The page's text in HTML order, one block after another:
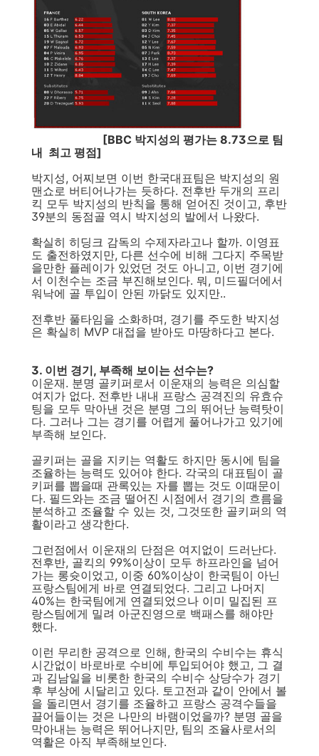
[BBC 박지성의 평가는 8.73으로 팀
내 최고 평점]
박지성, 어찌보면 이번 한국대표팀은 박지성의 원
맨쇼로 버티어나가는 듯하다. 전후반 두개의 프리
킥 모두 박지성의 반칙을 통해 얻어진 것이고, 후반
39분의 동점골 역시 박지성의 발에서 나왔다.
확실히 히딩크 감독의 수제자라고나 할까. 이영표
도 출전하였지만, 다른 선수에 비해 그다지 주목받
을만한 플레이가 있었던 것도 아니고, 이번 경기에
서 이천수는 조금 부진해보인다. 뭐, 미드필더에서
워낙에 골 투입이 안된 까닭도 있지만..
전후반 풀타임을 소화하며, 경기를 주도한 박지성
은 확실히 MVP 대접을 받아도 마땅하다고 본다.
3. 이번 경기, 부족해 보이는 선수는?
이운재. 분명 골키퍼로서 이운재의 능력은 의심할
여지가 없다. 전후반 내내 프랑스 공격진의 유효슈
팅을 모두 막아낸 것은 분명 그의 뛰어난 능력탓이
다. 그러나 그는 경기를 어렵게 풀어나가고 있기에
부족해 보인다.
골키퍼는 골을 지키는 역활도 하지만 동시에 팀을
조율하는 능력도 있어야 한다. 각국의 대표팀이 골
키퍼를 뽑을때 관록있는 자를 뽑는 것도 이때문이
다. 필드와는 조금 떨어진 시점에서 경기의 흐름을
분석하고 조율할 수 있는 것, 그것또한 골키퍼의 역
활이라고 생각한다.
그런점에서 이운재의 단점은 여지없이 드러난다.
전후반, 골킥의 99%이상이 모두 하프라인을 넘어
가는 롱슛이었고, 이중 60%이상이 한국팀이 아닌
프랑스팀에게 바로 연결되었다. 그리고 나머지
40%는 한국팀에게 연결되었으나 이미 밀집된 프
랑스팀에게 밀려 아군진영으로 백패스를 해야만
했다.
이런 무리한 공격으로 인해, 한국의 수비수는 휴식
시간없이 바로바로 수비에 투입되어야 했고, 그 결
과 김남일을 비롯한 한국의 수비수 상당수가 경기
후 부상에 시달리고 있다. 토고전과 같이 안에서 볼
을 돌리면서 경기를 조율하고 프랑스 공격수들을
끌어들이는 것은 나만의 바램이었을까? 분명 골을
막아내는 능력은 뛰어나지만, 팀의 조율사로서의
역활은 아직 부족해보인다.